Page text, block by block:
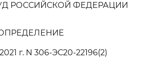
РОССИЙСКОЙ ФЕДЕРАЦИИ
г. N 306-ЭС20-22196(2)